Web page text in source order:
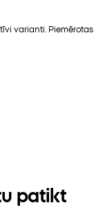
varianti. Piemērotas
patikt